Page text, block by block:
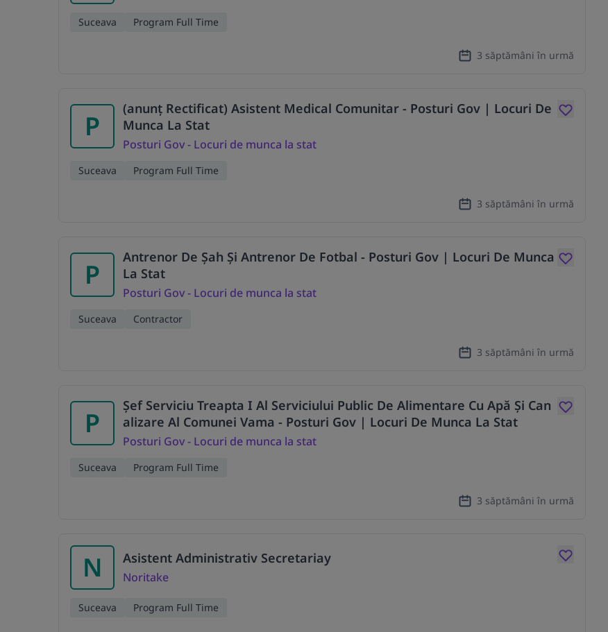
Suceava Program Full Time
3 săptămâni în urmă
P
(anunț Rectificat) Asistent Medical Comunitar - Posturi Gov | Locuri De
Munca La Stat
Posturi Gov - Locuri de munca la stat
Suceava Program Full Time
3 săptămâni în urmă
P
Antrenor De Șah Și Antrenor De Fotbal - Posturi Gov | Locuri De Munca
La Stat
Posturi Gov - Locuri de munca la stat
Suceava Contractor
3 săptămâni în urmă
P
Șef Serviciu Treapta I Al Serviciului Public De Alimentare Cu Apă Și Can
alizare Al Comunei Vama - Posturi Gov | Locuri De Munca La Stat
Posturi Gov - Locuri de munca la stat
Suceava Program Full Time
3 săptămâni în urmă
N Asistent Administrativ Secretariay
Noritake
Suceava Program Full Time